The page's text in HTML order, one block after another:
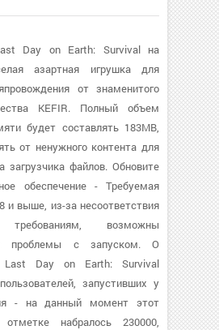
Day on Earth: Survival на
азартная игрушка для
от знаменитого
KEFIR. Полный объем
будет составлять 183MB,
от ненужного контента для
загрузчика файлов. Обновите
обеспечение - Требуемая
и выше, из-за несоответствия
требованиям, возможны
проблемы с запуском. О
Last Day on Earth: Survival
запустивших у
- на данный момент этот
набралось 230000,